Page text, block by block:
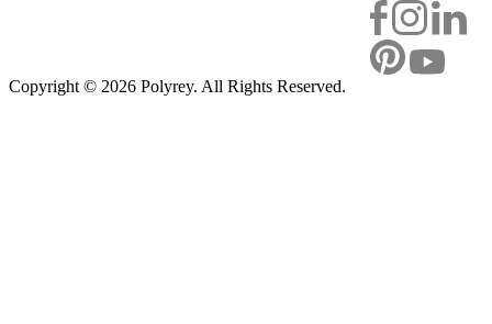
Copyright © 2026 Polyrey. All Rights Reserved.